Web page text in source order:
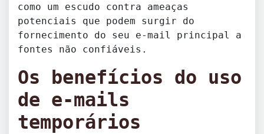
como um escudo contra ameaças
potenciais que podem surgir do
fornecimento do seu e-mail principal a
fontes não confiáveis.
Os benefícios do uso
de e-mails
temporários